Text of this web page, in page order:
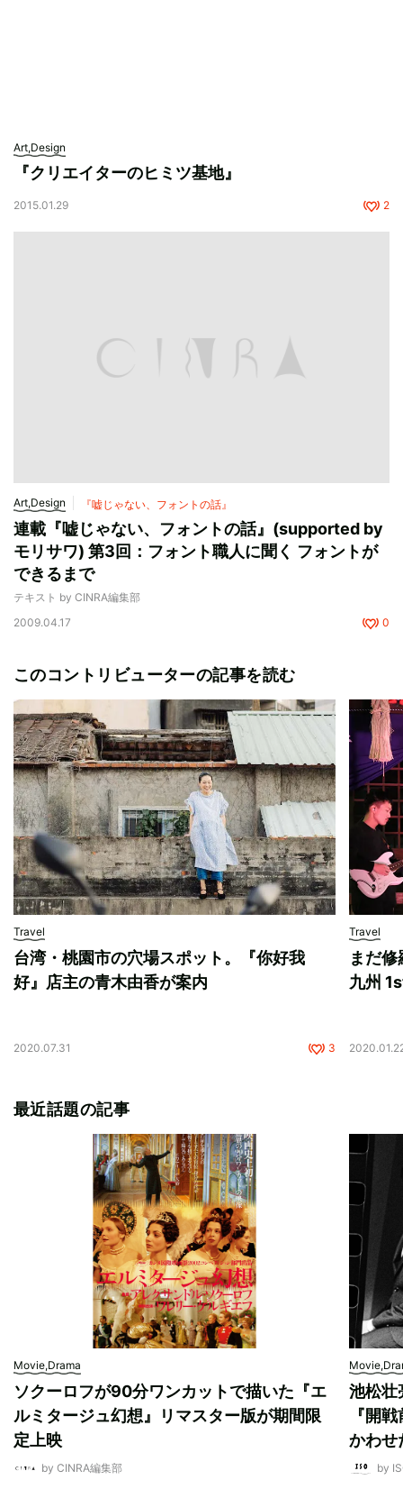
Art,Design
『クリエイターのヒミツ基地』
2015.01.29 2
Art,Design 『嘘じゃない、フォントの話』
連載『嘘じゃない、フォントの話』(supported by
モリサワ) 第3回：フォント職人に聞く フォントが
できるまで
テキスト by CINRA編集部
2009.04.17
0
このコントリビューターの記事を読む
Travel
台湾・桃園市の穴場スポット。『你好我
好』店主の青木由香が案内
2020.07.31 3
Travel
まだ
九州
最近話題の記事
Movie,Drama
ソクーロフが90分ワンカットで描いた『エ
ルミタージュ幻想』リマスター版が期間限
定上映
by CINRA編集部
池松壮
『開
かわせ
by